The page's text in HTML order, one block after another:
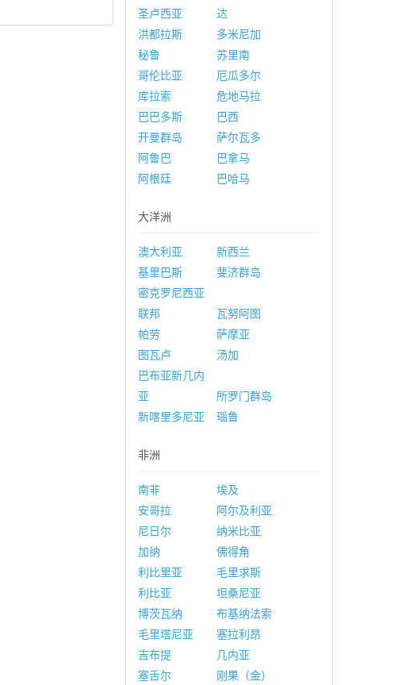
圣卢西亚
达
洪都拉斯
多米尼加
秘鲁
苏里南
哥伦比亚
厄瓜多尔
库拉索
危地马拉
巴巴多斯
巴西
开曼群岛
萨尔瓦多
阿鲁巴
巴拿马
阿根廷
巴哈马
大洋洲
澳大利亚
新西兰
基里巴斯
斐济群岛
密克罗尼西亚
联邦
瓦努阿图
帕劳
萨摩亚
图瓦卢
汤加
巴布亚新几内
亚
所罗门群岛
新喀里多尼亚
瑙鲁
非洲
南非
埃及
安哥拉
阿尔及利亚
尼日尔
纳米比亚
加纳
佛得角
利比里亚
毛里求斯
利比亚
坦桑尼亚
博茨瓦纳
布基纳法索
毛里塔尼亚
塞拉利昂
吉布提
几内亚
塞舌尔
刚果（金）